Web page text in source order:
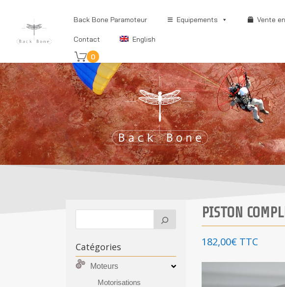
Back Bone Paramoteur Equipements Vente
Contact
English
0
Catégories
Moteurs
Motorisations
PISTON
182,00€ TTC